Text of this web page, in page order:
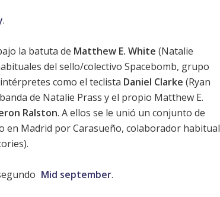
.
la batuta de Matthew E. White (Natalie
del sello/colectivo Spacebomb, grupo
como el teclista Daniel Clarke (Ryan
de Natalie Prass y el propio Matthew E.
Ralston. A ellos se le unió un conjunto de
en Madrid por Carasueño, colaborador habitual
Mid september.